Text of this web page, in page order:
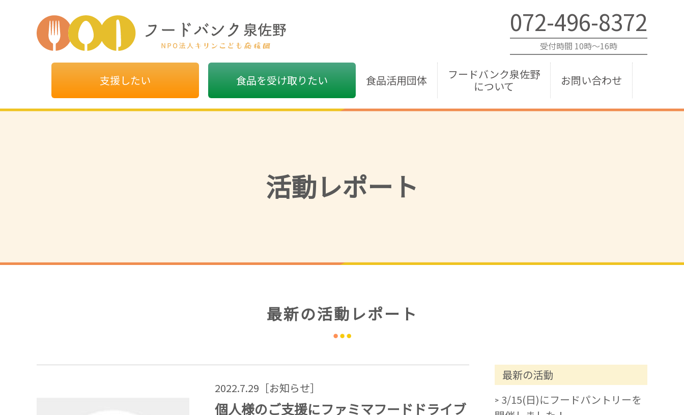
072-496-8372
受付時間 10時～16時
支援したい 食品を受け取りたい 食品活用団体
フードバンク泉佐野
について
お問い合わせ
活動レポート
最新の活動レポート
2022.7.29［お知らせ］
個人様のご支援にファミマフードドライブ
最新の活動
3/15(日)にフードパントリーを